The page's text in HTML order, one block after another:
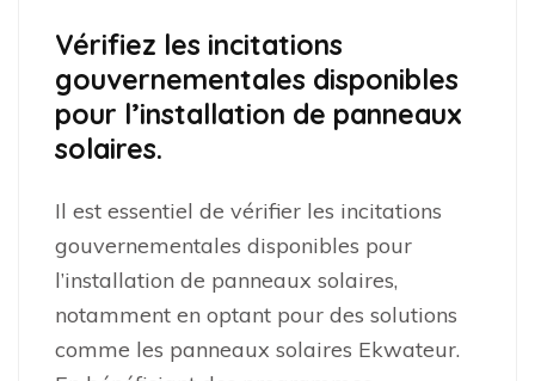
Vérifiez les incitations
gouvernementales disponibles
pour l’installation de panneaux
solaires.
Il est essentiel de vérifier les incitations
gouvernementales disponibles pour
l’installation de panneaux solaires,
notamment en optant pour des solutions
comme les panneaux solaires Ekwateur.